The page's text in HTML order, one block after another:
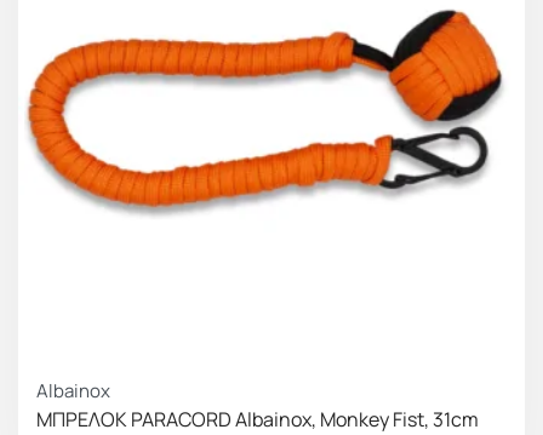
Albainox
ΜΠΡΕΛΟΚ PARACORD Albainox, Monkey Fist, 31cm